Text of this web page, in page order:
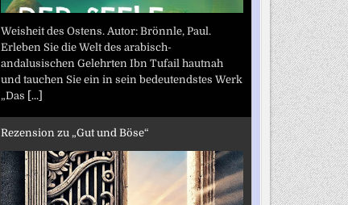
Weisheit des Ostens. Autor: Brönnle, Paul.
Erleben Sie die Welt des arabisch-
andalusischen Gelehrten Ibn Tufail hautnah
und tauchen Sie ein in sein bedeutendstes Werk
„Das [...]
Rezension zu „Gut und Böse“